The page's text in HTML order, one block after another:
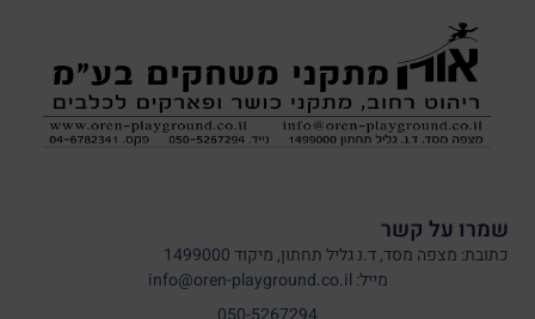
שמרו על קשר
כתובת: מצפה מסד, ד.נ גליל תחתון, מיקוד 1499000
מייל: info@oren-playground.co.il